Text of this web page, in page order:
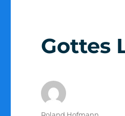
Gottes
Autor